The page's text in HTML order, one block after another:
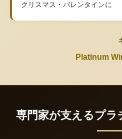
クリスマス・バレンタインに
Platinum
専門家が支えるプ